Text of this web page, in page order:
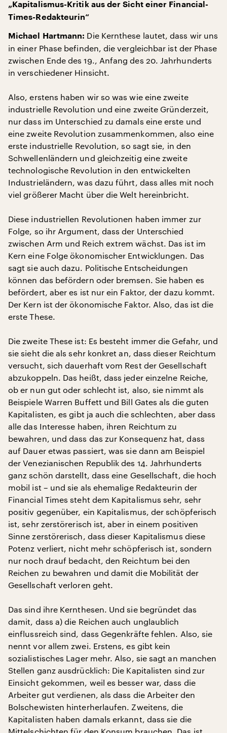
„Kapitalismus-Kritik aus der Sicht einer Financial-
Times-Redakteurin“
Michael Hartmann: Die Kernthese lautet, dass wir uns
in einer Phase befinden, die vergleichbar ist der Phase
zwischen Ende des 19., Anfang des 20. Jahrhunderts
in verschiedener Hinsicht.
Also, erstens haben wir so was wie eine zweite
industrielle Revolution und eine zweite Gründerzeit,
nur dass im Unterschied zu damals eine erste und
eine zweite Revolution zusammenkommen, also eine
erste industrielle Revolution, so sagt sie, in den
Schwellenländern und gleichzeitig eine zweite
technologische Revolution in den entwickelten
Industrieländern, was dazu führt, dass alles mit noch
viel größerer Macht über die Welt hereinbricht.
Diese industriellen Revolutionen haben immer zur
Folge, so ihr Argument, dass der Unterschied
zwischen Arm und Reich extrem wächst. Das ist im
Kern eine Folge ökonomischer Entwicklungen. Das
sagt sie auch dazu. Politische Entscheidungen
können das befördern oder bremsen. Sie haben es
befördert, aber es ist nur ein Faktor, der dazu kommt.
Der Kern ist der ökonomische Faktor. Also, das ist die
erste These.
Die zweite These ist: Es besteht immer die Gefahr, und
sie sieht die als sehr konkret an, dass dieser Reichtum
versucht, sich dauerhaft vom Rest der Gesellschaft
abzukoppeln. Das heißt, dass jeder einzelne Reiche,
ob er nun gut oder schlecht ist, also, sie nimmt als
Beispiele Warren Buffett und Bill Gates als die guten
Kapitalisten, es gibt ja auch die schlechten, aber dass
alle das Interesse haben, ihren Reichtum zu
bewahren, und dass das zur Konsequenz hat, dass
auf Dauer etwas passiert, was sie dann am Beispiel
der Venezianischen Republik des 14. Jahrhunderts
ganz schön darstellt, dass eine Gesellschaft, die hoch
mobil ist – und sie als ehemalige Redakteurin der
Financial Times steht dem Kapitalismus sehr, sehr
positiv gegenüber, ein Kapitalismus, der schöpferisch
ist, sehr zerstörerisch ist, aber in einem positiven
Sinne zerstörerisch, dass dieser Kapitalismus diese
Potenz verliert, nicht mehr schöpferisch ist, sondern
nur noch drauf bedacht, den Reichtum bei den
Reichen zu bewahren und damit die Mobilität der
Gesellschaft verloren geht.
Das sind ihre Kernthesen. Und sie begründet das
damit, dass a) die Reichen auch unglaublich
einflussreich sind, dass Gegenkräfte fehlen. Also, sie
nennt vor allem zwei. Erstens, es gibt kein
sozialistisches Lager mehr. Also, sie sagt an manchen
Stellen ganz ausdrücklich: Die Kapitalisten sind zur
Einsicht gekommen, weil es besser war, dass die
Arbeiter gut verdienen, als dass die Arbeiter den
Bolschewisten hinterherlaufen. Zweitens, die
Kapitalisten haben damals erkannt, dass sie die